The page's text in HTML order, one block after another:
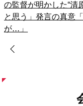
の監督が明かした“清
と思う」発言の真意
が…」